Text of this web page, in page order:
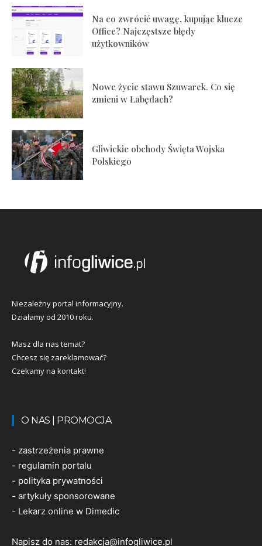
Na co zwrócić uwagę, kupując klucze
Office? Najczęstsze błędy
użytkowników
Nowe życie stawu Szuwarek. Co się
zmieni w Łabędach?
Gliwickie obchody Święta Wojska
Polskiego
Niezależny portal informacyjny.
Działamy od 2010 roku.
Masz dla nas temat?
Chcesz się zareklamować?
Czekamy na kontakt!
O NAS | PROMOCJA
- zastrzeżenia prawne
- regulamin portalu
- polityka prywatności
- artykuły sponsorowane
- Lekarz online w Dimedic
Napisz do nas: redakcja@infogliwice.pl